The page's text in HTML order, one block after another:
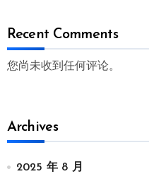
Recent Comments
您尚未收到任何评论。
Archives
2025 年 8 月